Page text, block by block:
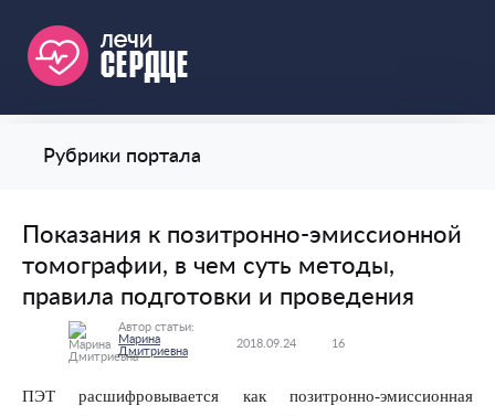
Рубрики портала
Показания к позитронно-эмиссионной
томографии, в чем суть методы,
правила подготовки и проведения
Автор статьи:
Марина
Дмитриевна
2018.09.24 16
ПЭТ расшифровывается как позитронно-эмиссионная